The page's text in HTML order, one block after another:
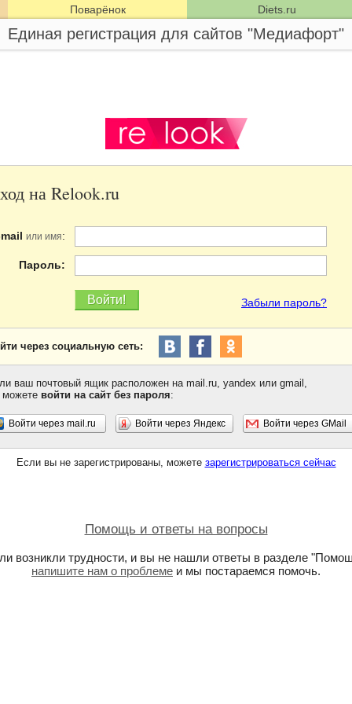
Поварёнок Diets.ru
Единая регистрация для сайтов "Медиафорт"
на Relook.ru
или имя:
Пароль:
Забыли пароль?
через социальную сеть:
ваш почтовый ящик расположен на mail.ru, yandex или gmail,
можете войти на сайт без пароля:
Войти через mail.ru Войти через Яндекс Войти через GMail
Если вы не зарегистрированы, можете зарегистрироваться сейчас
Помощь и ответы на вопросы
возникли трудности, и вы не нашли ответы в разделе
напишите нам о проблеме и мы постараемся помочь.